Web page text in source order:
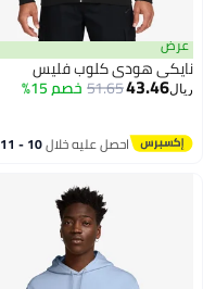
عرض
نايكي هودي كلوب فليس
ريال43.46
51.65خصم 15%
احصل عليه خلال 10 - 11